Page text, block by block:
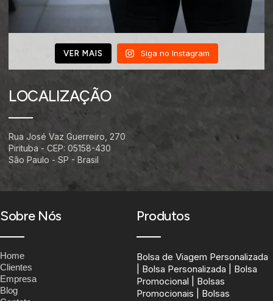
VER MAIS Siga no Instagram
LOCALIZAÇÃO
Rua José Vaz Guerreiro, 270
Pirituba - CEP: 05158-430
São Paulo - SP - Brasil
Sobre Nós
Home
Clientes
Empresa
Blog
Produtos
Bolsa de Viagem Personalizada
| Bolsa Personalizada | Bolsa
Promocional | Bolsas
Promocionais | Bolsas